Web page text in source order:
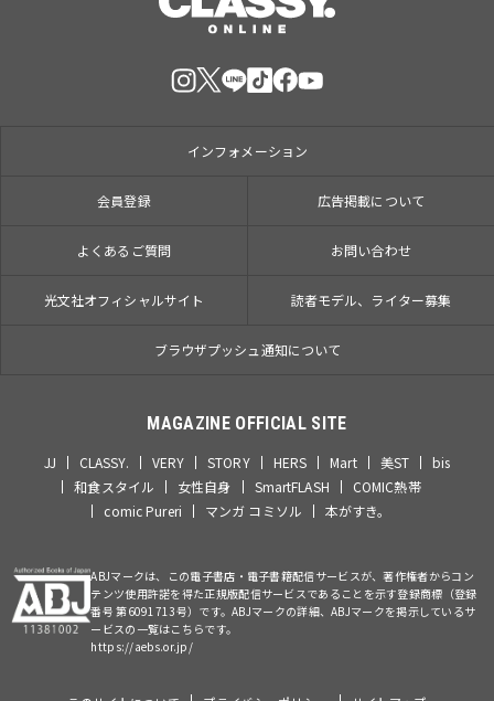
インフォメーション
会員登録 広告掲載について
よくあるご質問 お問い合わせ
光文社オフィシャルサイト 読者モデル、ライター募集
ブラウザプッシュ通知について
MAGAZINE OFFICIAL SITE
JJ CLASSY. VERY STORY HERS Mart 美ST
bis
和食スタイル
女性自身 SmartFLASH
COMIC熱帯
comic Pureri
マンガ コミソル 本がすき。
ABJマークは、この電子書店・電子書籍配信サービスが、著作権者からコン
テンツ使用許諾を得た正規版配信サービスであることを示す登録商標（登録
番号 第6091713号）です。ABJマークの詳細、ABJマークを掲示しているサ
ービスの一覧はこちらです。
https://aebs.or.jp/